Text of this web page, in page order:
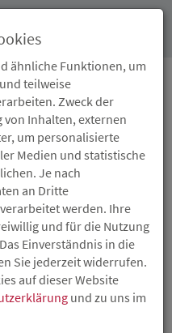
vor Ort unterstützt
gemeinsames Angebot
Pfalz, der
Pfalz (ISB) und
bis zum 30. Juni
Menschen im Ahrtal an
das wichtige
ähnliche Funktionen, um
teilweise
Zweck der
Inhalten, externen
um personalisierte
Medien und statistische
Je nach
an Dritte
werden. Ihre
und für die Nutzung
Einverständnis in die
Sie jederzeit widerrufen.
auf dieser Website
und zu uns im